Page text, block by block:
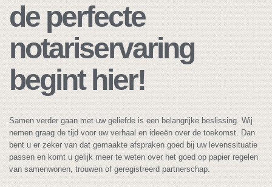
de perfecte
notariservaring
begint hier!
Samen verder gaan met uw geliefde is een belangrijke beslissing. Wij
nemen graag de tijd voor uw verhaal en ideeën over de toekomst. Dan
bent u er zeker van dat gemaakte afspraken goed bij uw levenssituatie
passen en komt u gelijk meer te weten over het goed op papier regelen
van samenwonen, trouwen of geregistreerd partnerschap.